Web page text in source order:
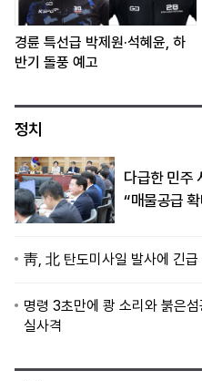
경륜 특선급 박제원·석혜윤, 하
반기 돌풍 예고
정치
다급한 민주
“매물공급
靑, 北 탄도미사일 발사에 긴급
명령 3초만에 쾅 소리와 붉은
실사격